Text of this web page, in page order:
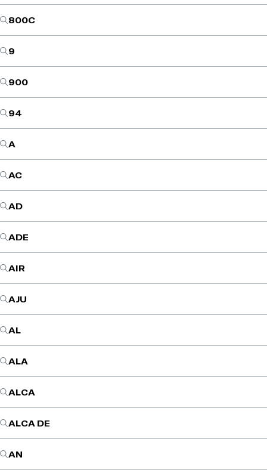
800C
9
900
94
A
AC
AD
ADE
AIR
AJU
AL
ALA
ALCA
ALCA DE
AN